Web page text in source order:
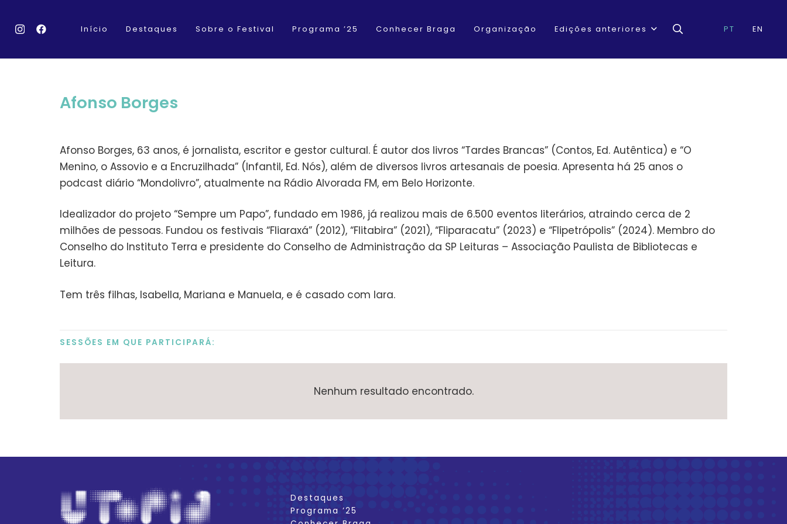
Início Destaques Sobre o Festival Programa ’25 Conhecer Braga Organização Edições anteriores PT EN
Afonso Borges
Afonso Borges, 63 anos, é jornalista, escritor e gestor cultural. É autor dos livros “Tardes Brancas” (Contos, Ed. Autêntica) e “O
Menino, o Assovio e a Encruzilhada” (Infantil, Ed. Nós), além de diversos livros artesanais de poesia. Apresenta há 25 anos o
podcast diário “Mondolivro”, atualmente na Rádio Alvorada FM, em Belo Horizonte.
Idealizador do projeto “Sempre um Papo”, fundado em 1986, já realizou mais de 6.500 eventos literários, atraindo cerca de 2
milhões de pessoas. Fundou os festivais “Fliaraxá” (2012), “Flitabira” (2021), “Fliparacatu” (2023) e “Flipetrópolis” (2024). Membro do
Conselho do Instituto Terra e presidente do Conselho de Administração da SP Leituras – Associação Paulista de Bibliotecas e
Leitura.
Tem três filhas, Isabella, Mariana e Manuela, e é casado com Iara.
SESSÕES EM QUE PARTICIPARÁ:
Nenhum resultado encontrado.
Destaques
Programa ’25